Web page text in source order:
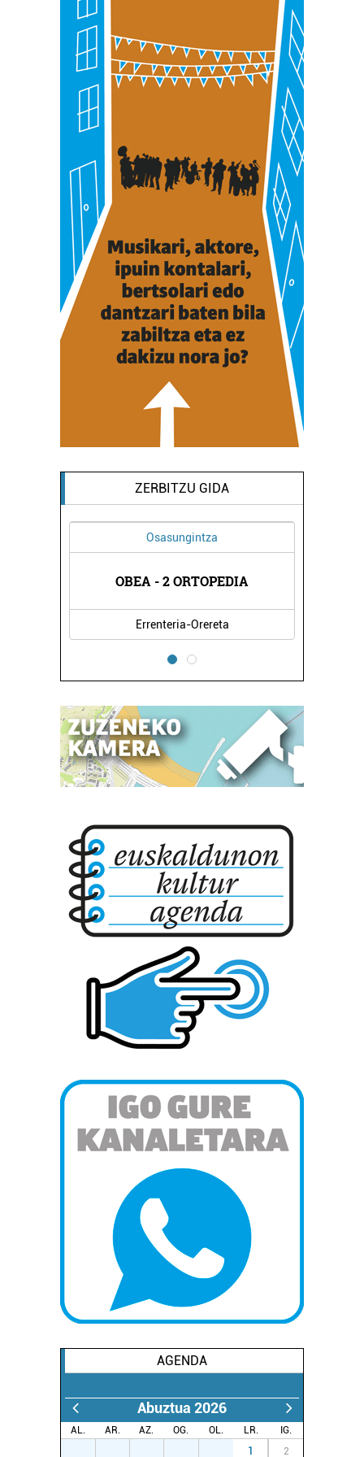
ZERBITZU GIDA
Osasungintza
OBEA - 2 ORTOPEDIA
Errenteria-Orereta
AGENDA
Abuztua 2026
AL. AR. AZ. OG. OL. LR.
IG.
1 2